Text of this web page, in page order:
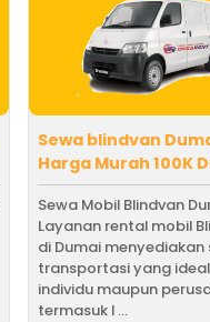
Sewa blindvan
Harga Murah 100K
Sewa Mobil Blindvan
Layanan rental mobil
di Dumai menyediakan
transportasi yang
individu maupun
termasuk l ...